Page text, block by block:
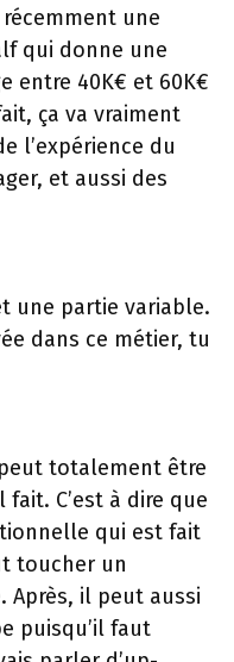
récemment une
qui donne une
entre 40K€ et 60K€
ça va vraiment
l’expérience du
et aussi des
une partie variable.
dans ce métier, tu
totalement être
C’est à dire que
qui est fait
toucher un
Après, il peut aussi
puisqu’il faut